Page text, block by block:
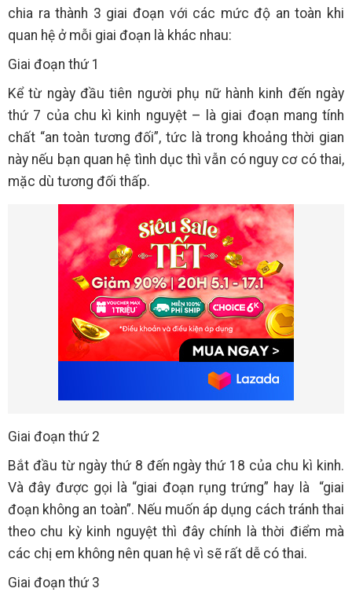
chia ra thành 3 giai đoạn với các mức độ an toàn khi
quan hệ ở mỗi giai đoạn là khác nhau:
Giai đoạn thứ 1
Kể từ ngày đầu tiên người phụ nữ hành kinh đến ngày
thứ 7 của chu kì kinh nguyệt – là giai đoạn mang tính
chất “an toàn tương đối”, tức là trong khoảng thời gian
này nếu bạn quan hệ tình dục thì vẫn có nguy cơ có thai,
mặc dù tương đối thấp.
Giai đoạn thứ 2
Bắt đầu từ ngày thứ 8 đến ngày thứ 18 của chu kì kinh.
Và đây được gọi là “giai đoạn rụng trứng” hay là “giai
đoạn không an toàn”. Nếu muốn áp dụng cách tránh thai
theo chu kỳ kinh nguyệt thì đây chính là thời điểm mà
các chị em không nên quan hệ vì sẽ rất dễ có thai.
Giai đoạn thứ 3